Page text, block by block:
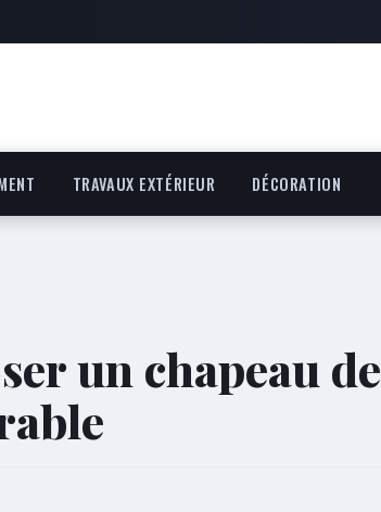
TRAVAUX EXTÉRIEUR DÉCORATION
un chapeau de